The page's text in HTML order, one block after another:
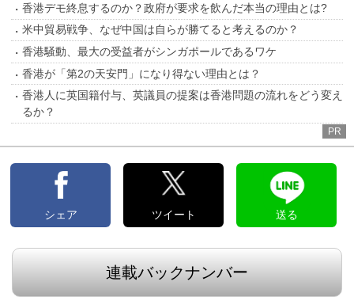
香港デモ終息するのか？政府が要求を飲んだ本当の理由とは?
米中貿易戦争、なぜ中国は自らが勝てると考えるのか？
香港騒動、最大の受益者がシンガポールであるワケ
香港が「第2の天安門」になり得ない理由とは？
香港人に英国籍付与、英議員の提案は香港問題の流れをどう変え
るか？
PR
シェア ツイート 送る
連載バックナンバー